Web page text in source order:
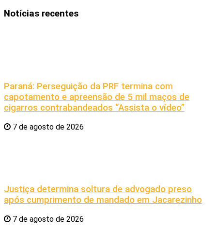
Notícias recentes
Paraná: Perseguição da PRF termina com
capotamento e apreensão de 5 mil maços de
cigarros contrabandeados “Assista o vídeo”
7 de agosto de 2026
Justiça determina soltura de advogado preso
após cumprimento de mandado em Jacarezinho
7 de agosto de 2026